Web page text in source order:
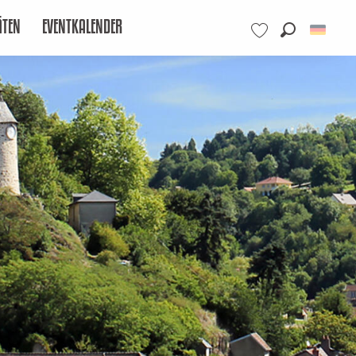
Voir les favoris
EVENTKALENDER